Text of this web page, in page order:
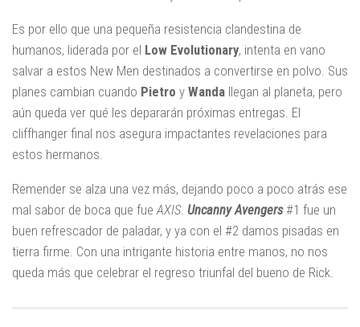
Es por ello que una pequeña resistencia clandestina de
humanos, liderada por el Low Evolutionary, intenta en vano
salvar a estos New Men destinados a convertirse en polvo. Sus
planes cambian cuando Pietro y Wanda llegan al planeta, pero
aún queda ver qué les depararán próximas entregas. El
cliffhanger final nos asegura impactantes revelaciones para
estos hermanos.
Remender se alza una vez más, dejando poco a poco atrás ese
mal sabor de boca que fue AXIS. Uncanny Avengers#1 fue un
buen refrescador de paladar, y ya con el #2 damos pisadas en
tierra firme. Con una intrigante historia entre manos, no nos
queda más que celebrar el regreso triunfal del bueno de Rick.